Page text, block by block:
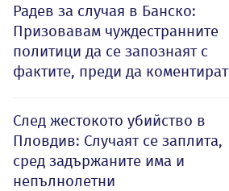
Радев за случая в Банско:
Призовавам чуждестранните
политици да се запознаят с
фактите, преди да коментират
След жестокото убийство в
Пловдив: Случаят се заплита,
сред задържаните има и
непълнолетни